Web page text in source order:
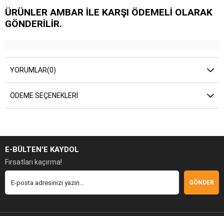
ÜRÜNLER AMBAR İLE KARŞI ÖDEMELİ OLARAK
GÖNDERİLİR.
YORUMLAR(0)
ÖDEME SEÇENEKLERI
E-BÜLTEN'E KAYDOL
Fırsatları kaçırma!
GÖNDER